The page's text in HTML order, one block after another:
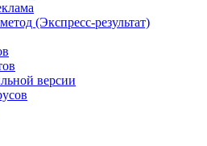
(Экспресс-результат)
версии